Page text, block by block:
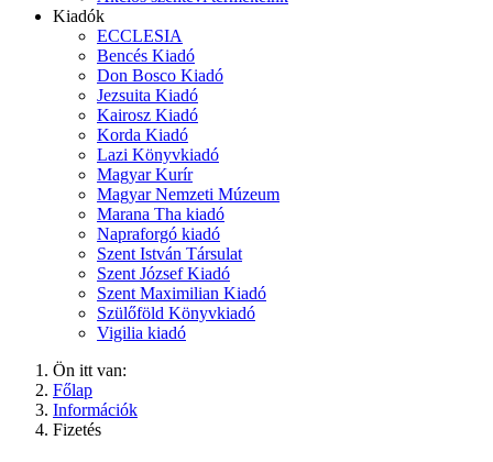
Kiadók
ECCLESIA
Bencés Kiadó
Don Bosco Kiadó
Jezsuita Kiadó
Kairosz Kiadó
Korda Kiadó
Lazi Könyvkiadó
Magyar Kurír
Magyar Nemzeti Múzeum
Marana Tha kiadó
Napraforgó kiadó
Szent István Társulat
Szent József Kiadó
Szent Maximilian Kiadó
Szülőföld Könyvkiadó
Vigilia kiadó
Ön itt van:
Főlap
Információk
Fizetés